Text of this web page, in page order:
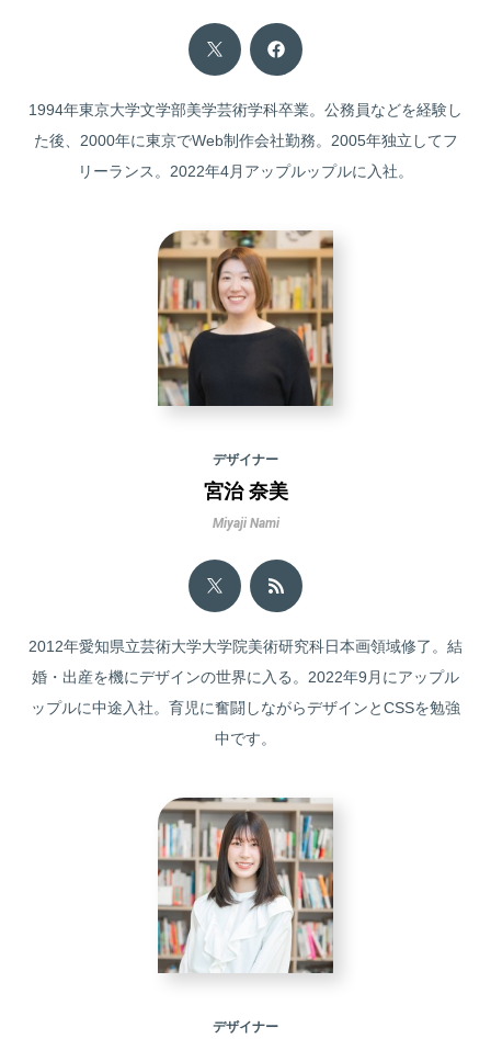
1994年東京大学文学部美学芸術学科卒業。公務員などを経験し
た後、2000年に東京でWeb制作会社勤務。2005年独立してフ
リーランス。2022年4月アップルップルに入社。
デザイナー
宮治 奈美
Miyaji Nami
2012年愛知県立芸術大学大学院美術研究科日本画領域修了。結
婚・出産を機にデザインの世界に入る。2022年9月にアップル
ップルに中途入社。育児に奮闘しながらデザインとCSSを勉強
中です。
デザイナー